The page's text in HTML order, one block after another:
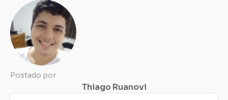
Postado por
Thiago Ruanovi